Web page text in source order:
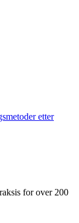
etter
for over 200